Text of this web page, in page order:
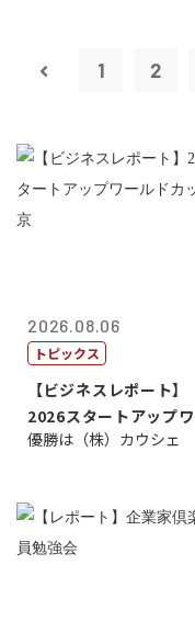
1 2
2026.08.06
トピックス
【ビジネスレポート】
2026スタートアップ
ルドカップ東京
優勝は（株）カウシェ